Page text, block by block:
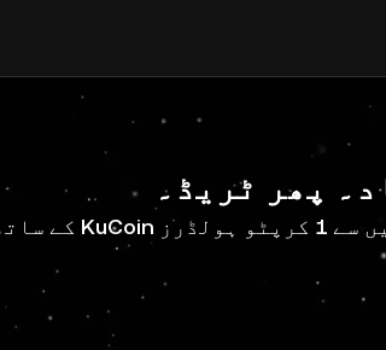
پھر ٹریڈ۔